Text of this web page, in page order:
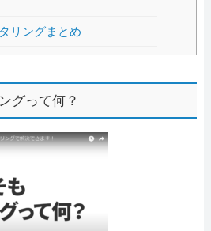
リングまとめ
グって何？